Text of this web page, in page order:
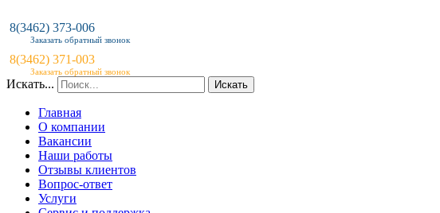
8(3462) 373-006
Заказать обратный звонок
8(3462) 371-003
Заказать обратный звонок
Искать... Искать
Главная
О компании
Вакансии
Наши работы
Отзывы клиентов
Вопрос-ответ
Услуги